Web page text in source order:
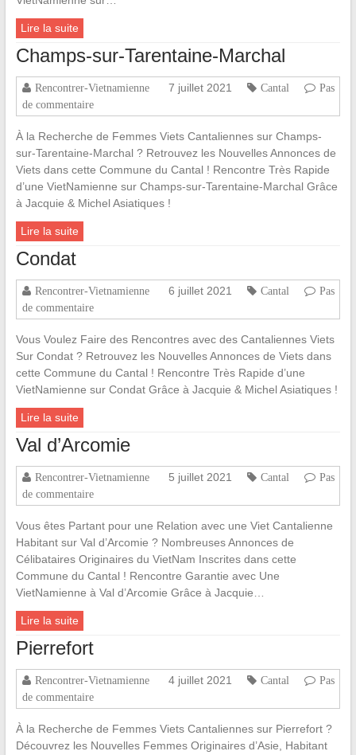
Lire la suite
Champs-sur-Tarentaine-Marchal
Rencontrer-Vietnamienne 7 juillet 2021 Cantal
Pas
de commentaire
À la Recherche de Femmes Viets Cantaliennes sur Champs-
sur-Tarentaine-Marchal ? Retrouvez les Nouvelles Annonces de
Viets dans cette Commune du Cantal ! Rencontre Très Rapide
d’une VietNamienne sur Champs-sur-Tarentaine-Marchal Grâce
à Jacquie & Michel Asiatiques !
Lire la suite
Condat
Rencontrer-Vietnamienne 6 juillet 2021 Cantal
Pas
de commentaire
Vous Voulez Faire des Rencontres avec des Cantaliennes Viets
Sur Condat ? Retrouvez les Nouvelles Annonces de Viets dans
cette Commune du Cantal ! Rencontre Très Rapide d’une
VietNamienne sur Condat Grâce à Jacquie & Michel Asiatiques !
Lire la suite
Val d’Arcomie
Rencontrer-Vietnamienne 5 juillet 2021 Cantal
Pas
de commentaire
Vous êtes Partant pour une Relation avec une Viet Cantalienne
Habitant sur Val d’Arcomie ? Nombreuses Annonces de
Célibataires Originaires du VietNam Inscrites dans cette
Commune du Cantal ! Rencontre Garantie avec Une
VietNamienne à Val d’Arcomie Grâce à Jacquie…
Lire la suite
Pierrefort
Rencontrer-Vietnamienne 4 juillet 2021 Cantal
Pas
de commentaire
À la Recherche de Femmes Viets Cantaliennes sur Pierrefort ?
Découvrez les Nouvelles Femmes Originaires d’Asie, Habitant